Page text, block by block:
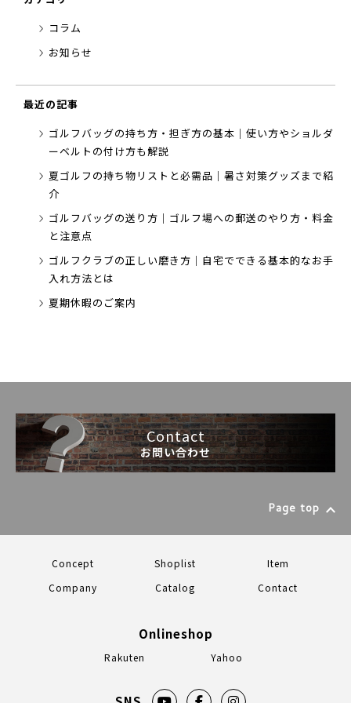
コラム
お知らせ
最近の記事
ゴルフバッグの持ち方・担ぎ方の基本｜使い方やショルダ
ーベルトの付け方も解説
夏ゴルフの持ち物リストと必需品｜暑さ対策グッズまで紹
介
ゴルフバッグの送り方｜ゴルフ場への郵送のやり方・料金
と注意点
ゴルフクラブの正しい磨き方｜自宅でできる基本的なお手
入れ方法とは
夏期休暇のご案内
Contact
お問い合わせ
Page top
Concept Shoplist
Item
Company
Catalog Contact
Onlineshop
Rakuten Yahoo